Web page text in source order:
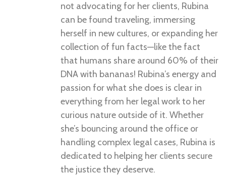
not advocating for her clients, Rubina
can be found traveling, immersing
herself in new cultures, or expanding her
collection of fun facts—like the fact
that humans share around 60% of their
DNA with bananas! Rubina’s energy and
passion for what she does is clear in
everything from her legal work to her
curious nature outside of it. Whether
she’s bouncing around the office or
handling complex legal cases, Rubina is
dedicated to helping her clients secure
the justice they deserve.